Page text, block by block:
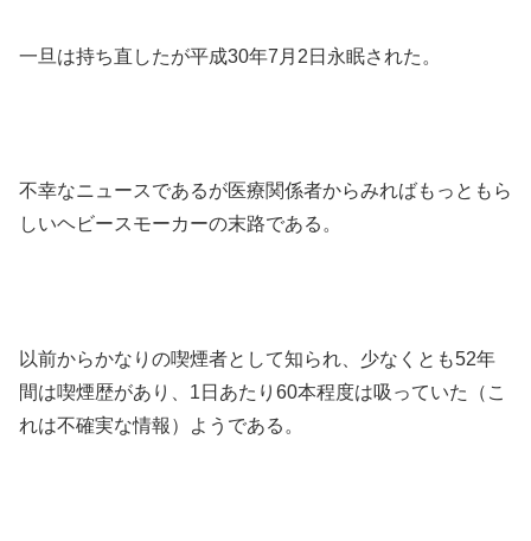
一旦は持ち直したが平成30年7月2日永眠された。
不幸なニュースであるが医療関係者からみればもっともら
しいヘビースモーカーの末路である。
以前からかなりの喫煙者として知られ、少なくとも52年
間は喫煙歴があり、1日あたり60本程度は吸っていた（こ
れは不確実な情報）ようである。